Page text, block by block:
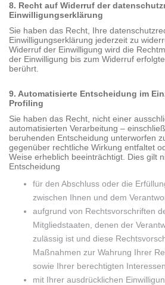
8. Recht auf Widerruf der
Einwilligungserklärung
Sie haben das Recht, Ihre
Einwilligungserklärung jederzeit zu
Widerruf der Einwilligung wird die
der Einwilligung bis zum Widerruf
berührt.
9. Automatisierte Entscheidung im
Profiling
Sie haben das Recht, nicht einer
automatisierten Verarbeitung –
beruhenden Entscheidung unterworfen
gegenüber rechtliche Wirkung entfaltet
Weise erheblich beeinträchtigt. Dies gilt
Entscheidung
für den Abschluss oder die
zwischen Ihnen und dem
aufgrund von Rechtsvorschriften
Mitgliedstaaten, denen der
zulässig ist und diese
Maßnahmen zur Wahrung Ihrer
sowie Ihrer berechtigten
mit Ihrer ausdrücklichen